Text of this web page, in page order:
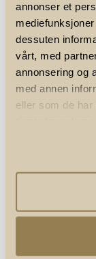
annonser et
dessuten
vårt, med
annonsering og
med annen
eller som de
Sist endret
IK Tjalve
Foto
Polar